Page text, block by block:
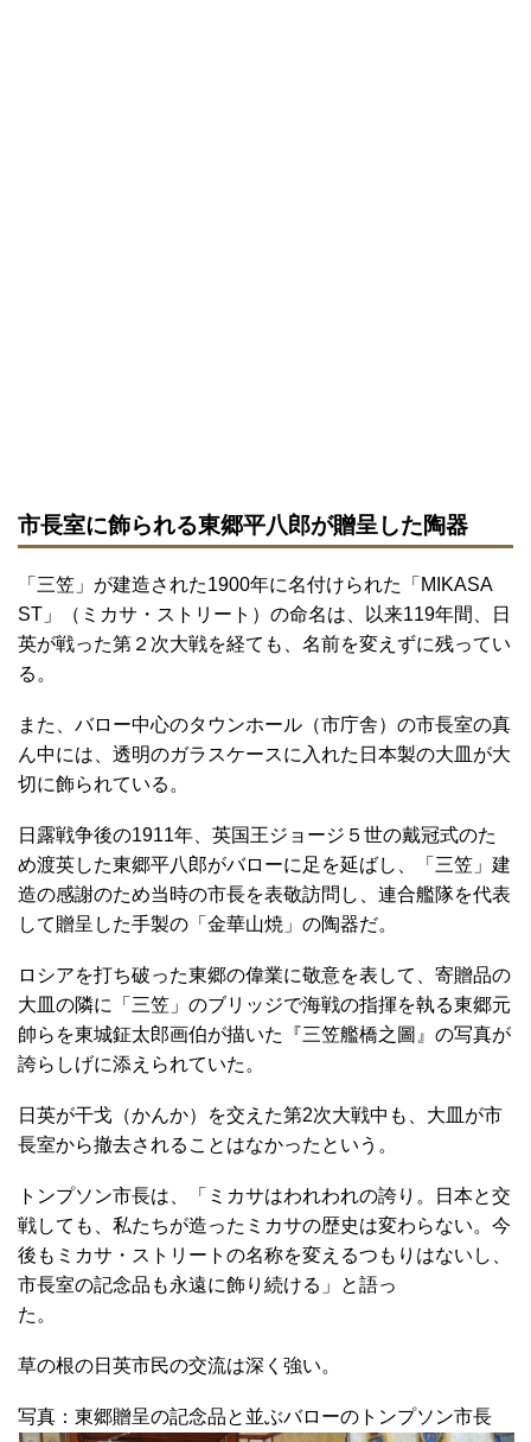
市長室に飾られる東郷平八郎が贈呈した陶器
「三笠」が建造された1900年に名付けられた「MIKASA
ST」（ミカサ・ストリート）の命名は、以来119年間、日
英が戦った第２次大戦を経ても、名前を変えずに残ってい
る。
また、バロー中心のタウンホール（市庁舎）の市長室の真
ん中には、透明のガラスケースに入れた日本製の大皿が大
切に飾られている。
日露戦争後の1911年、英国王ジョージ５世の戴冠式のた
め渡英した東郷平八郎がバローに足を延ばし、「三笠」建
造の感謝のため当時の市長を表敬訪問し、連合艦隊を代表
して贈呈した手製の「金華山焼」の陶器だ。
ロシアを打ち破った東郷の偉業に敬意を表して、寄贈品の
大皿の隣に「三笠」のブリッジで海戦の指揮を執る東郷元
帥らを東城鉦太郎画伯が描いた『三笠艦橋之圖』の写真が
誇らしげに添えられていた。
日英が干戈（かんか）を交えた第2次大戦中も、大皿が市
長室から撤去されることはなかったという。
トンプソン市長は、「ミカサはわれわれの誇り。日本と交
戦しても、私たちが造ったミカサの歴史は変わらない。今
後もミカサ・ストリートの名称を変えるつもりはないし、
市長室の記念品も永遠に飾り続ける」と語っ
た。
草の根の日英市民の交流は深く強い。
写真：東郷贈呈の記念品と並ぶバローのトンプソン市長